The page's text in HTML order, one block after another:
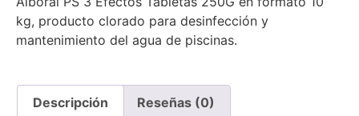
kg, producto clorado para desinfección y
mantenimiento del agua de piscinas.
Descripción Reseñas (0)